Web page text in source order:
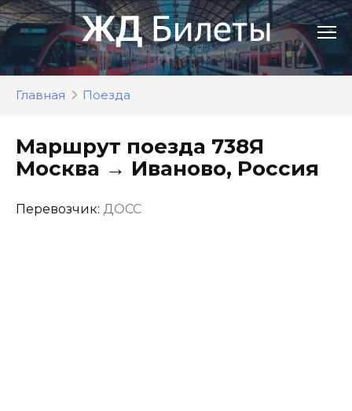
Перейти
к
контенту
Главная Поезда
Маршрут поезда 738Я
Москва → Иваново, Россия
Перевозчик: ДОСС